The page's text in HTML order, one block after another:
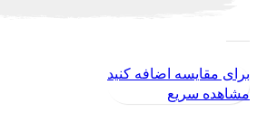
برای مقایسه اضافه کنید
مشاهده سریع